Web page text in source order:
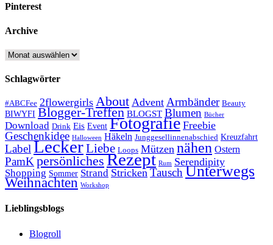
Pinterest
Archive
Archive
Schlagwörter
#ABCFee 2flowergirls About Advent Armbänder Beauty
BIWYFI Blogger-Treffen BLOGST Blumen Bücher
Download Drink Eis Event Fotografie Freebie
Geschenkidee Halloween Häkeln Junggesellinnenabschied Kreuzfahrt
LabelLeckerLiebe Loops Mützen nähen Ostern
PamKpersönliches Rezept Rum Serendipity
Shopping Sommer Strand Stricken TauschUnterwegs
Weihnachten Workshop
Lieblingsblogs
Blogroll